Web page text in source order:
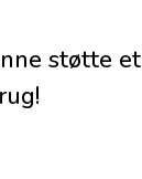
støtte et